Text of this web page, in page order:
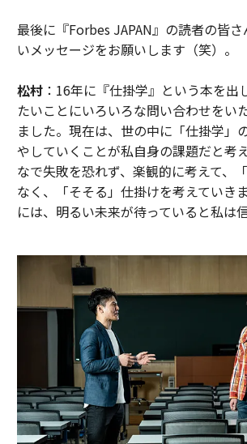
最後に『Forbes JAPAN』の読者の皆
いメッセージをお願いします（笑）。
松村：16年に『仕掛学』という本を出
たいことにいろいろな問い合わせをい
ました。現在は、世の中に「仕掛学」
やしていくことが私自身の課題だと考
なで失敗を恐れず、楽観的に考えて、
なく、「そそる」仕掛けを考えていき
には、明るい未来が待っていると私は